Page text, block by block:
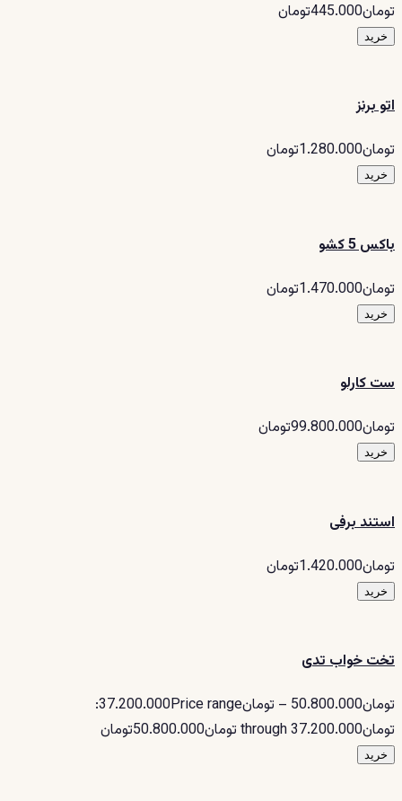
تومان445.000تومان
خرید
اتو برنز
تومان1.280.000تومان
خرید
باکس 5 کشو
تومان1.470.000تومان
خرید
ست کارلو
تومان99.800.000تومان
خرید
استند برفی
تومان1.420.000تومان
خرید
تخت خواب تدی
تومان50.800.000 – تومان37.200.000Price range:
تومان37.200.000 through تومان50.800.000تومان
خرید